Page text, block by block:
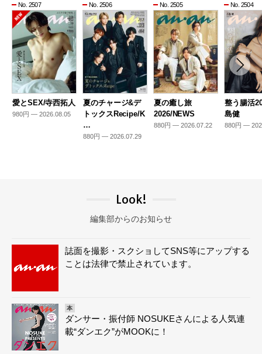
No. 2507
愛とSEX/寺西拓人
980円 — 2026.08.05
No. 2506
夏のチャージ&デ
トックスRecipe/K
…
880円 — 2026.07.29
No. 2505
夏の癒し旅
2026/NEWS
880円 — 2026.07.22
No. 2504
整う腸活
島健
880円 —
Look!
編集部からのお知らせ
誌面を撮影・スクショしてSNS等にアップする
ことは法律で禁止されています。
本
ダンサー・振付師 NOSUKEさんによる人気連
載“ダンエク”がMOOKに！